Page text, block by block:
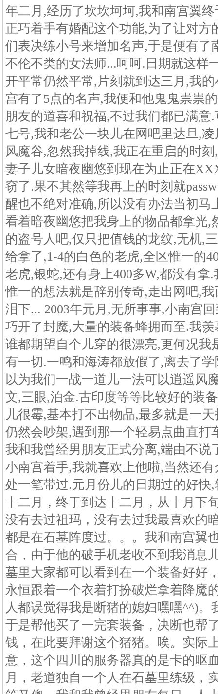
年二月,经历了坎坎坷坷,我和南宫翼
正巧着手有婚配这个功能,为了让对方
们表决练小号来增加名声,于是便有了
不伦不类的女法师...呵呵.日期就这样
开平常仍然平常,片刻就到达三月,我
宫有了5点的名声,我便和他鬼鬼祟祟
朋友的道喜和祝福,不过我们都已满意
七号,我和老公一块儿在网吧里达旦,
风魔谷,忽然我掉线,我正在重启的时
妻子儿女暗夜幽悠到现在为止正在
窃了.果不其然等我再上的时刻就
醒也不绝对准确,所以没有办法当初马
看着暗夜幽悠把我身上的物品都拿光,
的盗号人吧,仅只把值钱的龙纹,无机,
给拿了,1-4的白色的老虎,全区惟一的
老虎,银蛇,还有身上400多W,都没有拿
惟一的想法就是辞别传奇,走出网吧,
泪下... 2003年元月,无所事事,小南宫
巧开了封魔,大量的装备蜂拥而至.我
谁都期望自个儿穿的很漂亮,更何况我
有一切.一鸣和海涛都放假了,离去了
以为我们一战一道儿一法可以逍遥风
文,三眼,泊金.古印度等等比较好的装
儿很霉,基本打不出物品,最多就是一
仍然会吵架,遇到那一个轻易点曲直打
我和我曾经男朋友正式分离,端由不说
小南宫着手,我就喜欢上他啦,当然还
处一笔带过.元月份儿的日期过的好快
十二月，终于到达十二月，从十月下
没有去过祖玛，没有去过我最喜欢的
都是在石墓阵度过。。。我和南宫翼
合，由于他的破手机老收不到我消息
墓里大家都可以看到在一个装备好好
永恒跟着一个衣着打扮破烂拿着降魔
人都误觉得我是断猪的媳妇嘿嘿^^)。
于是帮他买了一完套装备，决断也帮
钱，在此要拜谢这个猪猪。唉。实际
意，这个四川的服务器真的是卡的呕
月，老道独自一个人在石墓里练级，